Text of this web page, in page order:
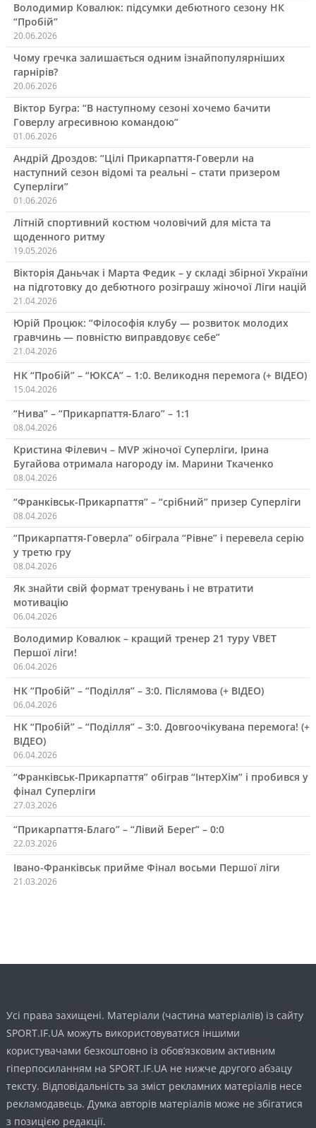
Володимир Ковалюк: підсумки дебютного сезону НК
“Пробій”
20.06.2026
Чому гречка залишається одним ізнайпопулярніших
гарнірів?
20.06.2026
Віктор Бугра: “В наступному сезоні хочемо бачити
Говерлу агресивною командою”
01.06.2026
Андрій Дроздов: “Цілі Прикарпаття-Говерли на
наступний сезон відомі та реальні – стати призером
Суперліги”
01.06.2026
Літній спортивний костюм чоловічий для міста та
щоденного ритму
19.05.2026
Вікторія Даньчак і Марта Федик – у складі збірної України
на підготовку до дебютного розіграшу жіночої Ліги націй
21.04.2026
Юрій Процюк: “Філософія клубу — розвиток молодих
гравчинь — повністю виправдовує себе”
21.04.2026
НК “Пробій” – “ЮКСА” – 1:0. Великодня перемога (+ ВІДЕО)
15.04.2026
“Нива” – “Прикарпаття-Благо” – 1:1
08.04.2026
Кристина Філевич – MVP жіночої Суперліги, Ірина
Бугайова отримала нагороду ім. Марини Ткаченко
08.04.2026
“Франківськ-Прикарпаття” – “срібний” призер Суперліги
08.04.2026
“Прикарпаття-Говерла” обіграла “Рівне” і перевела серію
у третю гру
08.04.2026
Як знайти свій формат тренувань і не втратити
мотивацію
06.04.2026
Володимир Ковалюк – кращий тренер 21 туру VBET
Першої ліги!
06.04.2026
НК “Пробій” – “Поділля” – 3:0. Післямова (+ ВІДЕО)
06.04.2026
НК “Пробій” – “Поділля” – 3:0. Довгоочікувана перемога! (+
ВІДЕО)
06.04.2026
“Франківськ-Прикарпаття” обіграв “ІнтерХім” і пробився у
фінал Суперліги
27.03.2026
“Прикарпаття-Благо” – “Лівий Берег” – 0:0
22.03.2026
Івано-Франківськ прийме Фінал восьми Першої ліги
21.03.2026
Усі права захищені. Матеріали (частина матеріалів) із сайту
SPORT.IF.UA можуть використовуватися іншими
користувачами безкоштовно із обов’язковим активним
гіперпосиланням на SPORT.IF.UA не нижче другого абзацу
тексту. Відповідальність за зміст рекламних матеріалів несе
рекламодавець. Думка авторів матеріалів може не збігатися
з позицією редакції.